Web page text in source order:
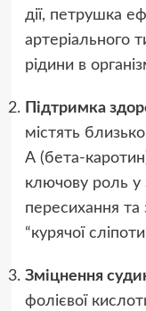
дії, петрушка
артеріального
рідини в
Підтримка
містять
А (бета-
ключову роль у
пересихання та
“курячої
Зміцнення
фолієвої